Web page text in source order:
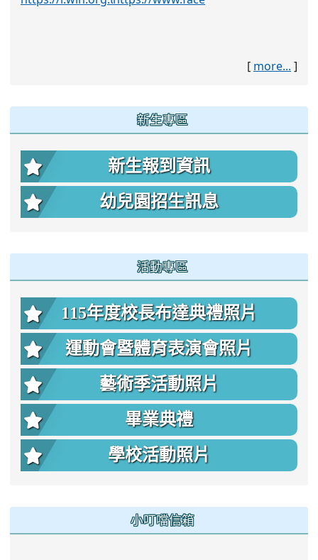
[ more... ]
新生專區
新生報到資訊
幼兒園招生訊息
活動專區
115年度校長布達典禮照片
運動會暨體育表演會照片
藝術季活動照片
畢業典禮
學校活動照片
小叮噹信箱